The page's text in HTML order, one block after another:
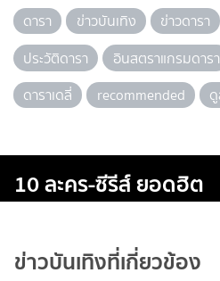
ดารา ข่าวบันเทิง ข่าวดารา
ประวัติดารา
อินสตราแกรมดารา
ดาราเดลี่
recommended
10 ละคร-ซีรีส์ ยอดฮิต
ข่าวบันเทิงที่เกี่ยวข้อง